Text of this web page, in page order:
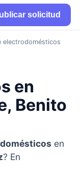
solicitud
electrodomésticos
en
Benito
en
? En